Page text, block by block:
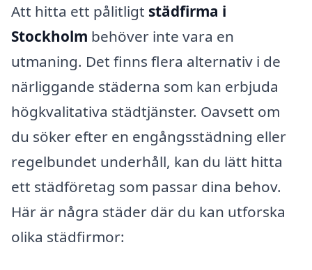
Att hitta ett pålitligt städfirma i
Stockholm behöver inte vara en
utmaning. Det finns flera alternativ i de
närliggande städerna som kan erbjuda
högkvalitativa städtjänster. Oavsett om
du söker efter en engångsstädning eller
regelbundet underhåll, kan du lätt hitta
ett städföretag som passar dina behov.
Här är några städer där du kan utforska
olika städfirmor: